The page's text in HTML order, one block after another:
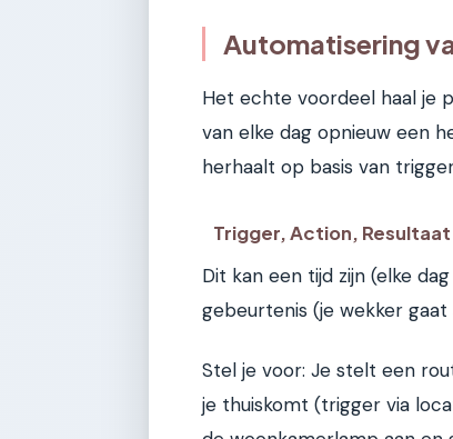
Automatisering
Het echte voordeel haal je
van elke dag opnieuw een
herhaalt op basis van
Trigger, Action, Resultaat
Dit kan een tijd zijn (elke
gebeurtenis (je wekker gaat
Stel je voor: Je stelt een
je thuiskomt (trigger via